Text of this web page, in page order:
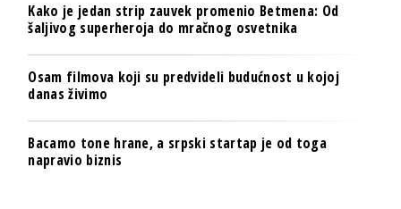
Kako je jedan strip zauvek promenio Betmena: Od
šaljivog superheroja do mračnog osvetnika
Osam filmova koji su predvideli budućnost u kojoj
danas živimo
Bacamo tone hrane, a srpski startap je od toga
napravio biznis